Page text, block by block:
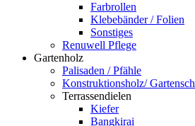
Farbrollen
Klebebänder / Folien
Sonstiges
Renuwell Pflege
Gartenholz
Palisaden / Pfähle
Konstruktionsholz/
Terrassendielen
Kiefer
Bangkirai